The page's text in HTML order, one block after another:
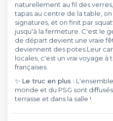
naturellement au fil des
tapas au centre de la table,
signatures, et on finit par
jusqu'à la fermeture. C'est le
de départ devient une vraie
deviennent des potes.Leur
locales, c'est un vrai voyage à
françaises.
✨ Le truc en plus :
monde et du PSG sont
terrasse et dans la salle !